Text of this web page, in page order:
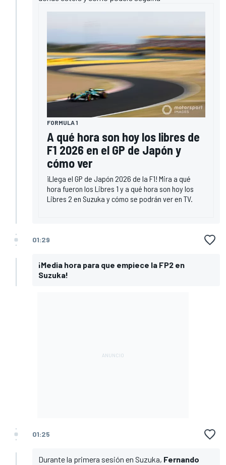
FORMULA 1
A qué hora son hoy los libres de
F1 2026 en el GP de Japón y
cómo ver
¡Llega el GP de Japón 2026 de la F1! Mira a qué
hora fueron los Libres 1 y a qué hora son hoy los
Libres 2 en Suzuka y cómo se podrán ver en TV.
01:29
¡Media hora para que empiece la FP2 en
Suzuka!
01:25
Durante la primera sesión en Suzuka, Fernando